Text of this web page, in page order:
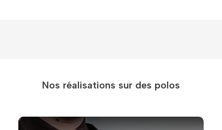
Nos réalisations sur des polos